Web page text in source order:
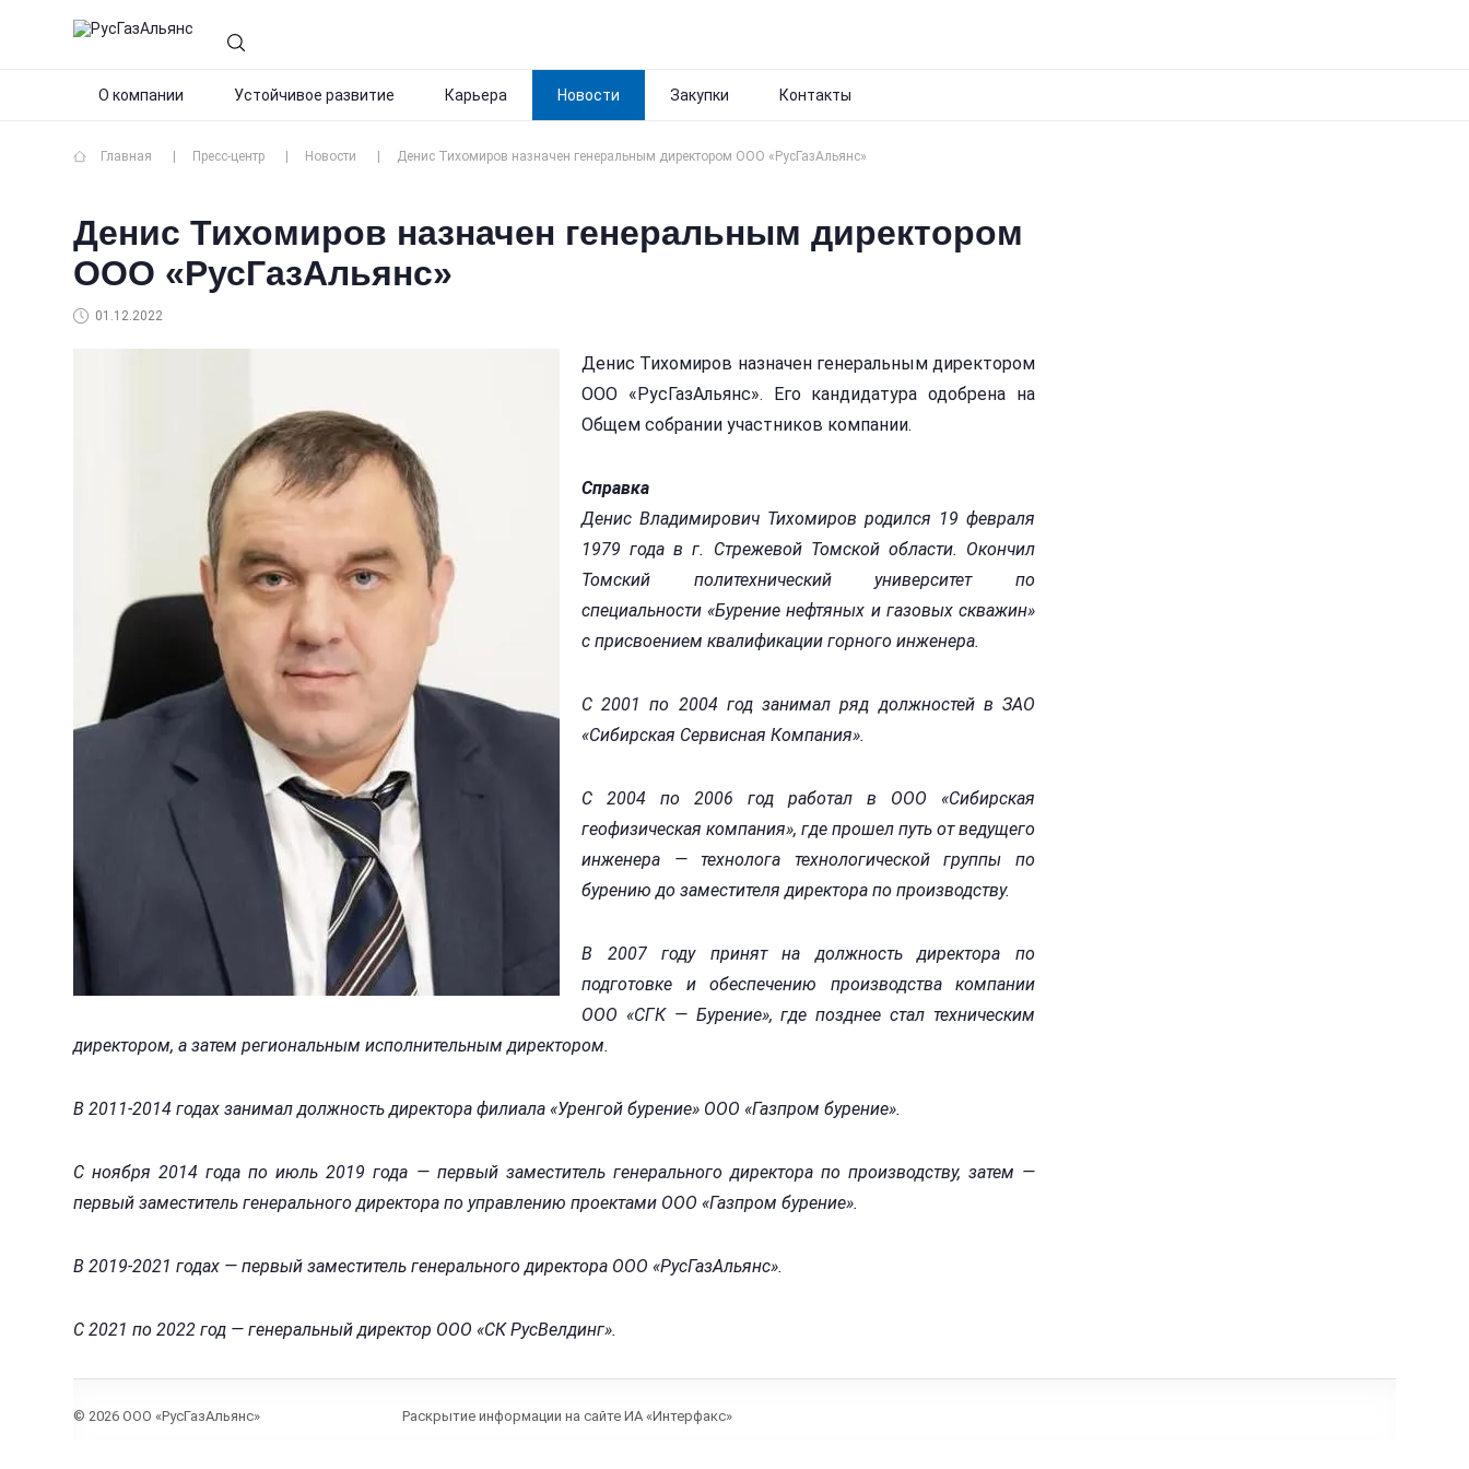
О компании Устойчивое развитие Карьера Новости Закупки Контакты
Главная Пресс-центр Новости Денис Тихомиров назначен генеральным директором ООО «РусГазАльянс»
Денис Тихомиров назначен генеральным директором
ООО «РусГазАльянс»
01.12.2022
Денис Тихомиров назначен генеральным директором
ООО «РусГазАльянс». Его кандидатура одобрена на
Общем собрании участников компании.
Справка
Денис Владимирович Тихомиров родился 19 февраля
1979 года в г. Стрежевой Томской области. Окончил
Томский политехнический университет по
специальности «Бурение нефтяных и газовых скважин»
с присвоением квалификации горного инженера.
С 2001 по 2004 год занимал ряд должностей в ЗАО
«Сибирская Сервисная Компания».
С 2004 по 2006 год работал в ООО «Сибирская
геофизическая компания», где прошел путь от ведущего
инженера — технолога технологической группы по
бурению до заместителя директора по производству.
В 2007 году принят на должность директора по
подготовке и обеспечению производства компании
ООО «СГК — Бурение», где позднее стал техническим
директором, а затем региональным исполнительным директором.
В 2011-2014 годах занимал должность директора филиала «Уренгой бурение» ООО «Газпром бурение».
С ноября 2014 года по июль 2019 года — первый заместитель генерального директора по производству, затем —
первый заместитель генерального директора по управлению проектами ООО «Газпром бурение».
В 2019-2021 годах — первый заместитель генерального директора ООО «РусГазАльянс».
С 2021 по 2022 год — генеральный директор ООО «СК РусВелдинг».
© 2026 ООО «РусГазАльянс» Раскрытие информации на сайте ИА «Интерфакс»